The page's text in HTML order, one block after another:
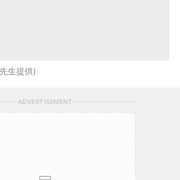
生提供
ADVERTISEMENT